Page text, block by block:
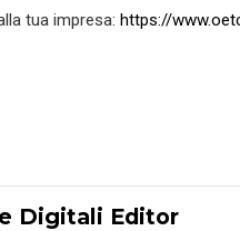
tua impresa: https://
Digitali Editor